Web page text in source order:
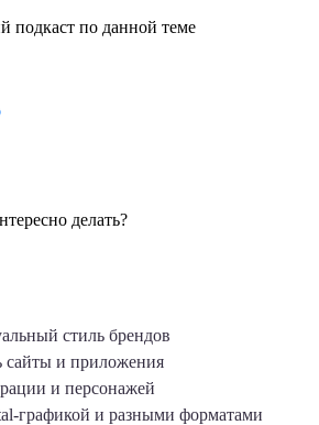
подкаст по данной теме
делать?
стиль брендов
сайты и приложения
и персонажей
графикой и разными форматами